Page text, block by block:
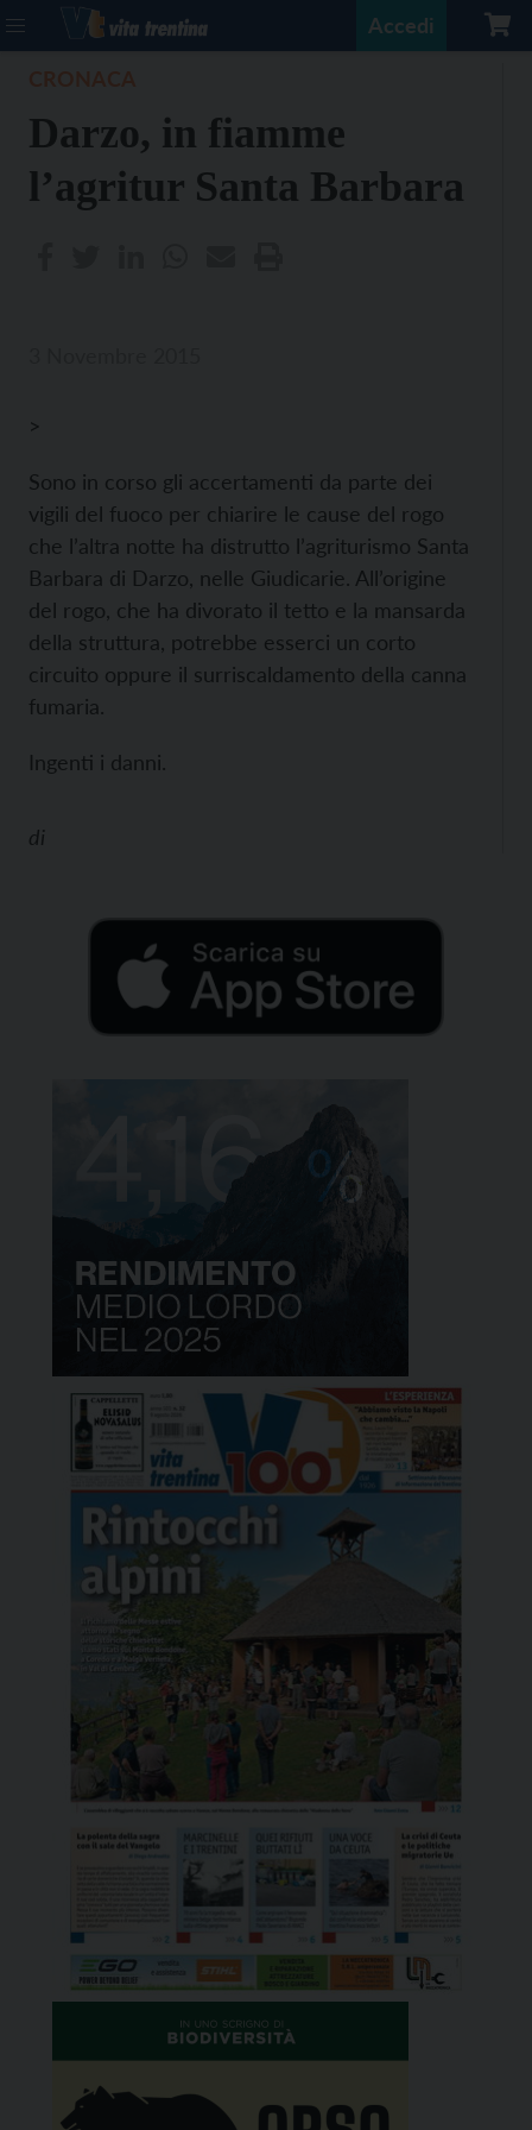
Accedi
Darzo, in fiamme
l’agritur Santa Barbara
>
Sono in corso gli accertamenti da parte dei
vigili del fuoco per chiarire le cause del rogo
che l’altra notte ha distrutto l’agriturismo Santa
Barbara di Darzo, nelle Giudicarie. All’origine
del rogo, che ha divorato il tetto e la mansarda
della struttura, potrebbe esserci un corto
circuito oppure il surriscaldamento della canna
fumaria.
Ingenti i danni.
di